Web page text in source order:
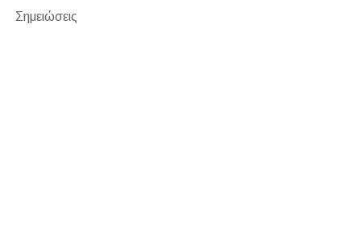
Σημειώσεις